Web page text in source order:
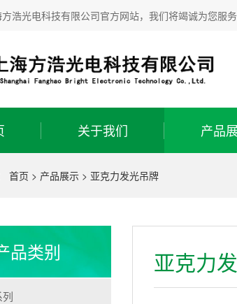
浩光电科技有限公司官方网站，我们将竭诚为您服务
关于我们 产品
首页 > 产品展示 > 亚克力发光吊牌
品类别 亚克力